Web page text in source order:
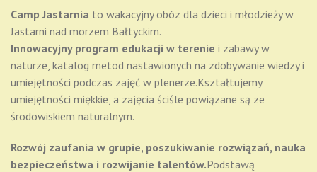
Camp Jastarnia to wakacyjny obóz dla dzieci i młodzieży w
Jastarni nad morzem Bałtyckim.
Innowacyjny program edukacji w terenie i zabawy w
naturze, katalog metod nastawionych na zdobywanie wiedzy i
umiejętności podczas zajęć w plenerze.Kształtujemy
umiejętności miękkie, a zajęcia ściśle powiązane są ze
środowiskiem naturalnym.
Rozwój zaufania w grupie, poszukiwanie rozwiązań, nauka
bezpieczeństwa i rozwijanie talentów.Podstawą